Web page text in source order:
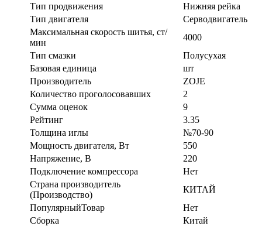
Тип продвижения
Нижняя рейка
Тип двигателя
Серводвигатель
Максимальная скорость шитья, ст/
мин
4000
Тип смазки
Полусухая
Базовая единица
шт
Производитель
ZOJE
Количество проголосовавших
2
Сумма оценок
9
Рейтинг
3.35
Толщина иглы
№70-90
Мощность двигателя, Вт
550
Напряжение, В
220
Подключение компрессора
Нет
Страна производитель
(Производство)
КИТАЙ
ПопулярныйТовар
Нет
Сборка
Китай